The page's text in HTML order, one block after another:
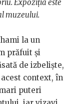
Expoziția este
muzeului.
la un
prăfuit și
de izbeliște,
context, în
puteri